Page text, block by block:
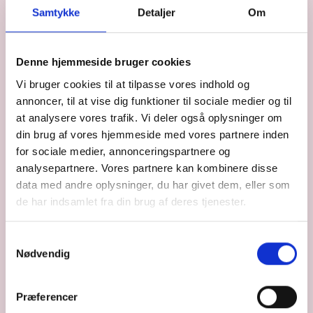
Samtykke Detaljer Om
Denne hjemmeside bruger cookies
Vi bruger cookies til at tilpasse vores indhold og
annoncer, til at vise dig funktioner til sociale medier og til
at analysere vores trafik. Vi deler også oplysninger om
din brug af vores hjemmeside med vores partnere inden
for sociale medier, annonceringspartnere og
analysepartnere. Vores partnere kan kombinere disse
data med andre oplysninger, du har givet dem, eller som
de har indsamlet fra din brug af deres tjenester.
Nødvendig
Præferencer
Jura
MOMS-UPDATE I KØBENHAVN
Kurset giver en dybdegående indsigt i den nyeste
hovedområder. Dette kursus afholdes i København.